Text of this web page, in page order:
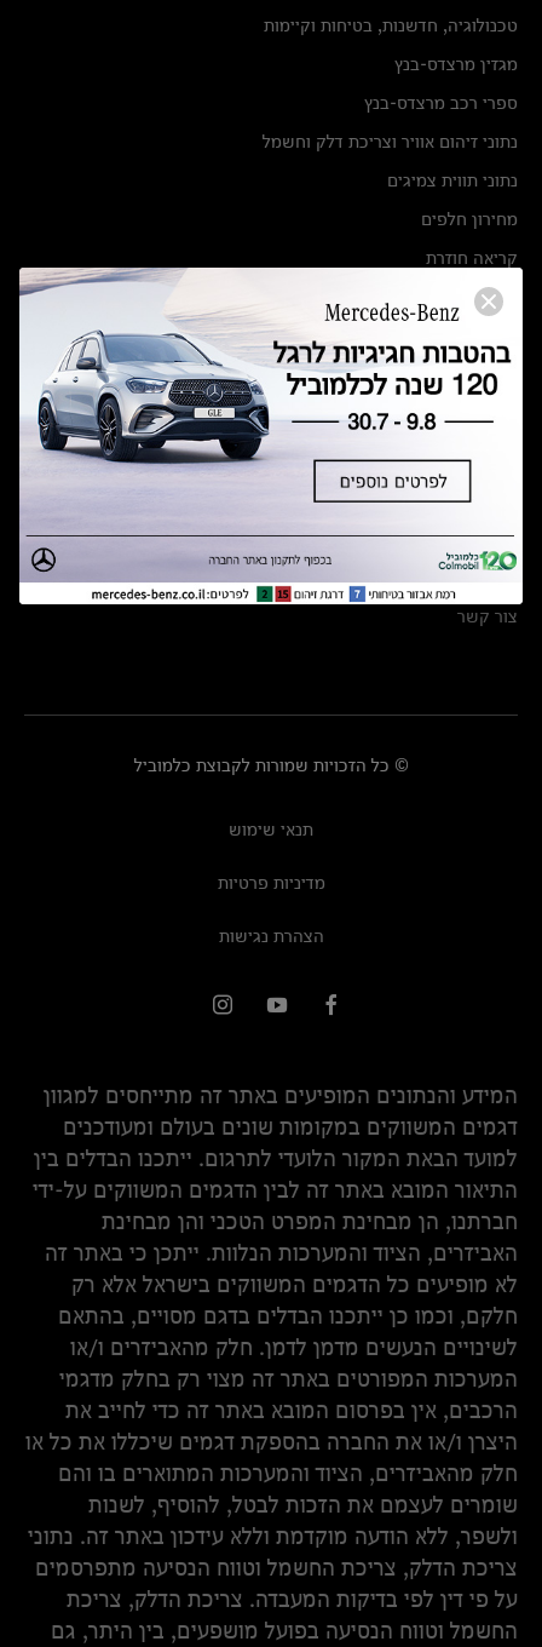
טכנולוגיה, חדשנות, בטיחות וקיימות
מגזין מרצדס-בנץ
ספרי רכב מרצדס-בנץ
נתוני זיהום אוויר וצריכת דלק וחשמל
נתוני תווית צמיגים
מחירון חלפים
קריאה חוזרת
הודעה על הטבות לרכבי מרצדס בהסדר פשרה בתצ 56447-02-19
תקנון ימי מכירות 120 לכלמוביל
מצאו אותנו
אולמות תצוגה
מרכזי שירות
צור קשר
© כל הזכויות שמורות לקבוצת כלמוביל
תנאי שימוש
מדיניות פרטיות
הצהרת נגישות
המידע והנתונים המופיעים באתר זה מתייחסים למגוון
דגמים המשווקים במקומות שונים בעולם ומעודכנים
למועד הבאת המקור הלועדי לתרגום. ייתכנו הבדלים בין
התיאור המובא באתר זה לבין הדגמים המשווקים על-ידי
חברתנו, הן מבחינת המפרט הטכני והן מבחינת
האביזרים, הציוד והמערכות הנלוות. ייתכן כי באתר זה
לא מופיעים כל הדגמים המשווקים בישראל אלא רק
חלקם, וכמו כן ייתכנו הבדלים בדגם מסויים, בהתאם
לשינויים הנעשים מדמן לדמן. חלק מהאביזרים ו/או
המערכות המפורטים באתר זה מצוי רק בחלק מדגמי
הרכבים, אין בפרסום המובא באתר זה כדי לחייב את
היצרן ו/או את החברה בהספקת דגמים שיכללו את כל או
חלק מהאביזרים, הציוד והמערכות המתוארים בו והם
שומרים לעצמם את הזכות לבטל, להוסיף, לשנות
ולשפר, ללא הודעה מוקדמת וללא עידכון באתר זה. נתוני
צריכת הדלק, צריכת החשמל וטווח הנסיעה מתפרסמים
על פי דין לפי בדיקות המעבדה. צריכת הדלק, צריכת
החשמל וטווח הנסיעה בפועל מושפעים, בין היתר, גם